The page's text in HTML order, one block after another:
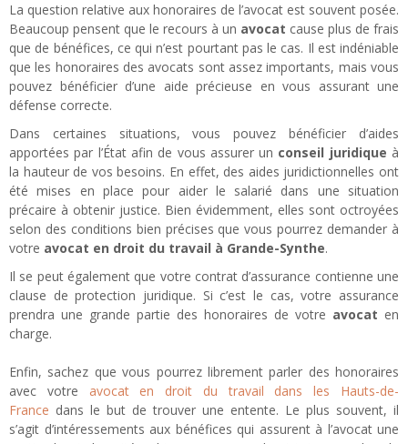
La question relative aux honoraires de l’avocat est souvent posée.
Beaucoup pensent que le recours à un avocat cause plus de frais
que de bénéfices, ce qui n’est pourtant pas le cas. Il est indéniable
que les honoraires des avocats sont assez importants, mais vous
pouvez bénéficier d’une aide précieuse en vous assurant une
défense correcte.
Dans certaines situations, vous pouvez bénéficier d’aides
apportées par l’État afin de vous assurer un conseil juridique à
la hauteur de vos besoins. En effet, des aides juridictionnelles ont
été mises en place pour aider le salarié dans une situation
précaire à obtenir justice. Bien évidemment, elles sont octroyées
selon des conditions bien précises que vous pourrez demander à
votre avocat en droit du travail à Grande-Synthe.
Il se peut également que votre contrat d’assurance contienne une
clause de protection juridique. Si c’est le cas, votre assurance
prendra une grande partie des honoraires de votre avocat en
charge.
Enfin, sachez que vous pourrez librement parler des honoraires
avec votre avocat en droit du travail dans les Hauts-de-
France dans le but de trouver une entente. Le plus souvent, il
s’agit d’intéressements aux bénéfices qui assurent à l’avocat une